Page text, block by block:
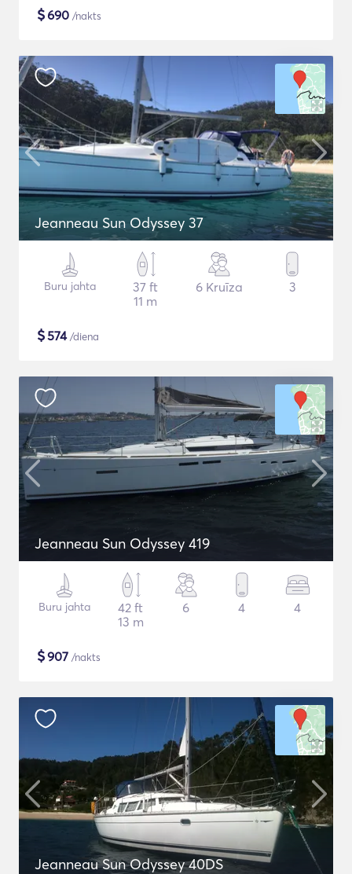
$690 /nakts
Jeanneau Sun Odyssey 37
Buru jahta
37 ft
11 m
6 Kruīza 3
$574/diena
Jeanneau Sun Odyssey 419
Buru jahta
42 ft
13 m
6 4 4
$907 /nakts
Jeanneau Sun Odyssey 40DS